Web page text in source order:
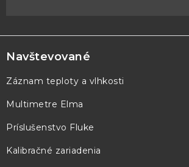
á
p
ä
e
Navštevované
Záznam teploty a vlhkosti
Multimetre Elma
Príslušenstvo Fluke
Kalibračné zariadenia